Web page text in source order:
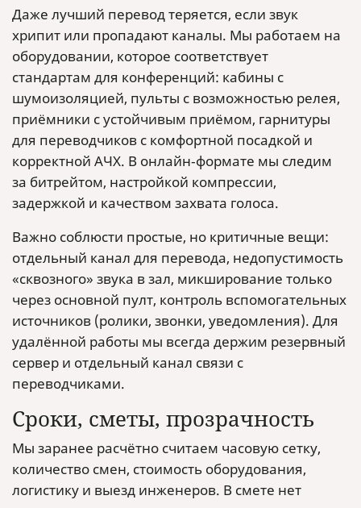
Даже лучший перевод теряется, если звук
хрипит или пропадают каналы. Мы работаем на
оборудовании, которое соответствует
стандартам для конференций: кабины с
шумоизоляцией, пульты с возможностью релея,
приёмники с устойчивым приёмом, гарнитуры
для переводчиков с комфортной посадкой и
корректной АЧХ. В онлайн‑формате мы следим
за битрейтом, настройкой компрессии,
задержкой и качеством захвата голоса.
Важно соблюсти простые, но критичные вещи:
отдельный канал для перевода, недопустимость
«сквозного» звука в зал, микширование только
через основной пулт, контроль вспомогательных
источников (ролики, звонки, уведомления). Для
удалённой работы мы всегда держим резервный
сервер и отдельный канал связи с
переводчиками.
Сроки, сметы, прозрачность
Мы заранее расчётно считаем часовую сетку,
количество смен, стоимость оборудования,
логистику и выезд инженеров. В смете нет